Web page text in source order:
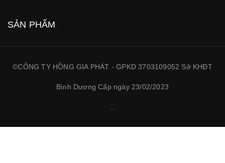
SẢN PHẨM
©CÔNG TY HỒNG GIA PHÁT - GPKD 3703109052 Sở KHĐT
Bình Dương Cấp ngày 23/02/2023
..